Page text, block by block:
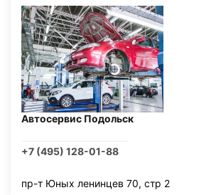
Автосервис Подольск
+7 (495) 128-01-88
пр-т Юных ленинцев 70, стр 2